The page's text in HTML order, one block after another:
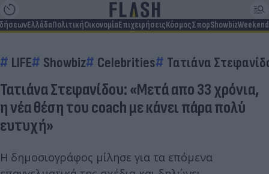
ΕλλάδαΠολιτικήΟικονομίαΕπιχειρήσειςΚόσμοςΣπορShowbizWeekend
LIFE Showbiz Celebrities Τατιάνα
Τατιάνα Στεφανίδου: «Μετά απο 33 χρόνια,
η νέα θέση του coach με κάνει πάρα πολύ
ευτυχή»
Η δημοσιογράφος μίλησε για τα επόμενα